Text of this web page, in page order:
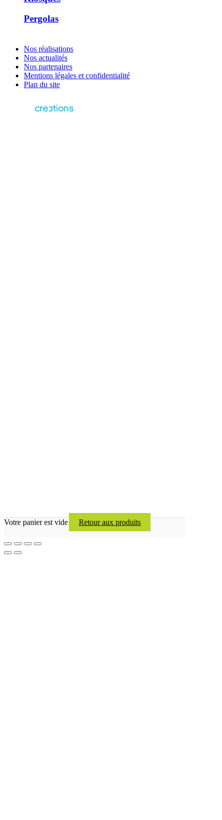
Pergolas
Nos réalisations
Nos actualités
Nos partenaires
Mentions légales et confidentialité
Plan du site
Votre panier est vide Retour aux produits